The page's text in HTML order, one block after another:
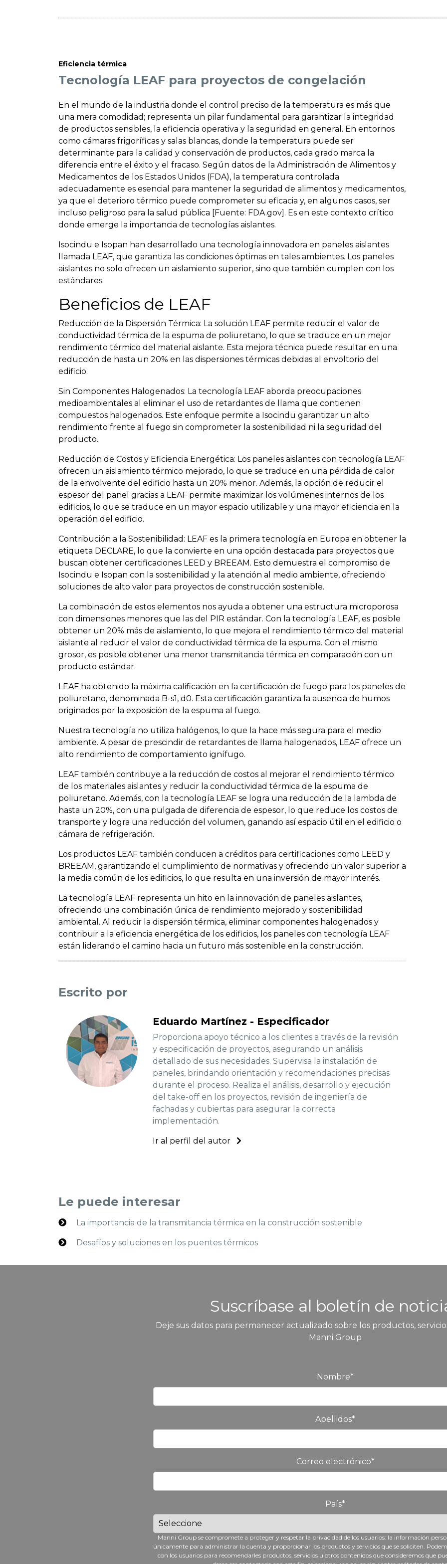
Eficiencia térmica
Tecnología LEAF para proyectos de congelación
En el mundo de la industria donde el control preciso de la temperatura es más que
una mera comodidad; representa un pilar fundamental para garantizar la integridad
de productos sensibles, la eficiencia operativa y la seguridad en general. En entornos
como cámaras frigoríficas y salas blancas, donde la temperatura puede ser
determinante para la calidad y conservación de productos, cada grado marca la
diferencia entre el éxito y el fracaso. Según datos de la Administración de Alimentos y
Medicamentos de los Estados Unidos (FDA), la temperatura controlada
adecuadamente es esencial para mantener la seguridad de alimentos y medicamentos,
ya que el deterioro térmico puede comprometer su eficacia y, en algunos casos, ser
incluso peligroso para la salud pública [Fuente: FDA.gov]. Es en este contexto crítico
donde emerge la importancia de tecnologías aislantes.
Isocindu e Isopan han desarrollado una tecnología innovadora en paneles aislantes
llamada LEAF, que garantiza las condiciones óptimas en tales ambientes. Los paneles
aislantes no solo ofrecen un aislamiento superior, sino que también cumplen con los
estándares.
Beneficios de LEAF
Reducción de la Dispersión Térmica: La solución LEAF permite reducir el valor de
conductividad térmica de la espuma de poliuretano, lo que se traduce en un mejor
rendimiento térmico del material aislante. Esta mejora técnica puede resultar en una
reducción de hasta un 20% en las dispersiones térmicas debidas al envoltorio del
edificio.
Sin Componentes Halogenados: La tecnología LEAF aborda preocupaciones
medioambientales al eliminar el uso de retardantes de llama que contienen
compuestos halogenados. Este enfoque permite a Isocindu garantizar un alto
rendimiento frente al fuego sin comprometer la sostenibilidad ni la seguridad del
producto.
Reducción de Costos y Eficiencia Energética: Los paneles aislantes con tecnología LEAF
ofrecen un aislamiento térmico mejorado, lo que se traduce en una pérdida de calor
de la envolvente del edificio hasta un 20% menor. Además, la opción de reducir el
espesor del panel gracias a LEAF permite maximizar los volúmenes internos de los
edificios, lo que se traduce en un mayor espacio utilizable y una mayor eficiencia en la
operación del edificio.
Contribución a la Sostenibilidad: LEAF es la primera tecnología en Europa en obtener la
etiqueta DECLARE, lo que la convierte en una opción destacada para proyectos que
buscan obtener certificaciones LEED y BREEAM. Esto demuestra el compromiso de
Isocindu e Isopan con la sostenibilidad y la atención al medio ambiente, ofreciendo
soluciones de alto valor para proyectos de construcción sostenible.
La combinación de estos elementos nos ayuda a obtener una estructura microporosa
con dimensiones menores que las del PIR estándar. Con la tecnología LEAF, es posible
obtener un 20% más de aislamiento, lo que mejora el rendimiento térmico del material
aislante al reducir el valor de conductividad térmica de la espuma. Con el mismo
grosor, es posible obtener una menor transmitancia térmica en comparación con un
producto estándar.
LEAF ha obtenido la máxima calificación en la certificación de fuego para los paneles de
poliuretano, denominada B-s1, d0. Esta certificación garantiza la ausencia de humos
originados por la exposición de la espuma al fuego.
Nuestra tecnología no utiliza halógenos, lo que la hace más segura para el medio
ambiente. A pesar de prescindir de retardantes de llama halogenados, LEAF ofrece un
alto rendimiento de comportamiento ignífugo.
LEAF también contribuye a la reducción de costos al mejorar el rendimiento térmico
de los materiales aislantes y reducir la conductividad térmica de la espuma de
poliuretano. Además, con la tecnología LEAF se logra una reducción de la lambda de
hasta un 20%, con una pulgada de diferencia de espesor, lo que reduce los costos de
transporte y logra una reducción del volumen, ganando así espacio útil en el edificio o
cámara de refrigeración.
Los productos LEAF también conducen a créditos para certificaciones como LEED y
BREEAM, garantizando el cumplimiento de normativas y ofreciendo un valor superior a
la media común de los edificios, lo que resulta en una inversión de mayor interés.
La tecnología LEAF representa un hito en la innovación de paneles aislantes,
ofreciendo una combinación única de rendimiento mejorado y sostenibilidad
ambiental. Al reducir la dispersión térmica, eliminar componentes halogenados y
contribuir a la eficiencia energética de los edificios, los paneles con tecnología LEAF
están liderando el camino hacia un futuro más sostenible en la construcción.
Escrito por
Eduardo Martínez - Especificador
Proporciona apoyo técnico a los clientes a través de la revisión
y especificación de proyectos, asegurando un análisis
detallado de sus necesidades. Supervisa la instalación de
paneles, brindando orientación y recomendaciones precisas
durante el proceso. Realiza el análisis, desarrollo y ejecución
del take-off en los proyectos, revisión de ingeniería de
fachadas y cubiertas para asegurar la correcta
implementación.
Ir al perfil del autor
Le puede interesar
La importancia de la transmitancia térmica en la construcción sostenible
Desafíos y soluciones en los puentes térmicos
Suscríbase al boletín de
Deje sus datos para permanecer actualizado sobre los productos,
Manni Group
Nombre*
Apellidos*
Correo electrónico*
País*
Manni Group se compromete a proteger y respetar la privacidad de los usuarios: la información
únicamente para administrar la cuenta y proporcionar los productos y servicios que se soliciten.
con los usuarios para recomendarles productos, servicios u otros contenidos que consideremos que